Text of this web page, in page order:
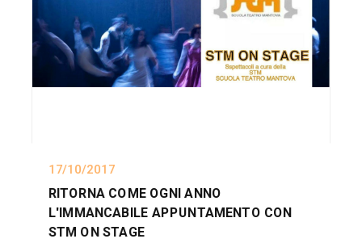
17/10/2017
RITORNA COME OGNI ANNO
L'IMMANCABILE APPUNTAMENTO CON
STM ON STAGE